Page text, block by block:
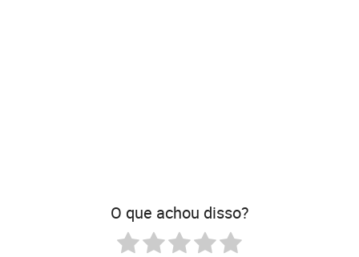
O que achou disso?